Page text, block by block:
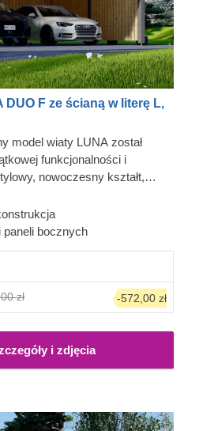
DUO F ze ścianą w literę L,
model wiaty LUNA został
funkcjonalności i
nowoczesny kształt,
płaski dach sprawiają,
stanie się
Twojego ogrodu. Różne opcje
bocznych
zł -572,00 zł
i zdjęcia